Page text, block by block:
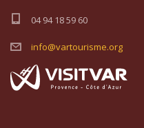
04 94 18 59 60
info@vartourisme.org